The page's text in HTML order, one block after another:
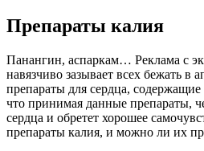
Препараты калия
Панангин, аспаркам… Реклама с
навязчиво зазывает всех бежать в
препараты для сердца,
что принимая данные препараты,
сердца и обретет хорошее
препараты калия, и можно ли их